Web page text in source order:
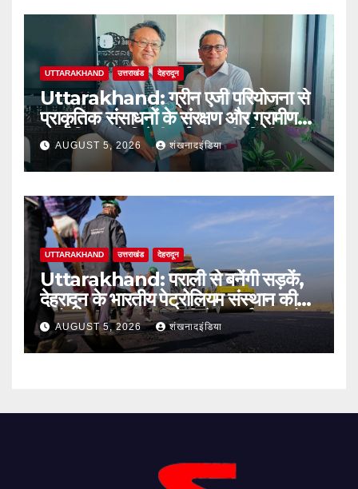
UTTARAKHAND उत्तराखंड देहरादून
Uttarakhand: ग्रीन एजी परियोजना से
प्राकृतिक संसाधनों के संरक्षण और ग्रामीण
आजीविका को मिलेगी नई मजबूती: दिलीप
जावलकर
AUGUST 5, 2026 शंखनादइंडिया
UTTARAKHAND उत्तराखंड देहरादून
Uttarakhand: पराली से बनेंगी सड़कें,
देहरादून के भारतीय पेट्रोलियम संस्थान की
बायो-बाइंडर तकनीक से मिलेगा पर्यावरण को
बड़ा लाभ
AUGUST 5, 2026 शंखनादइंडिया